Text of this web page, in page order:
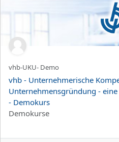
Краткое название курса
vhb-UKU- Demo
Название курса
vhb - Unternehmerische
Unternehmensgründung -
- Demokurs
Категория курса
Demokurse